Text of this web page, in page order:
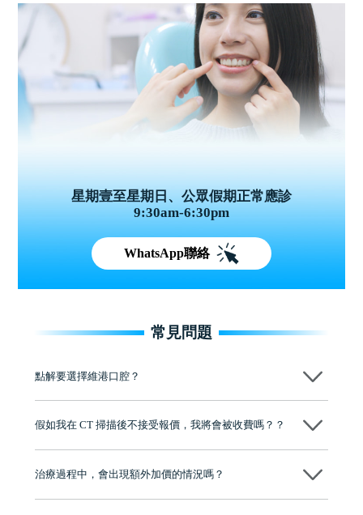
星期壹至星期日、公眾假期正常應診
9:30am-6:30pm
WhatsApp聯絡
常見問題
點解要選擇維港口腔？
維港口腔踐行「醫道濟世」的大學校訓，各分院匯聚來自香港、內地的
牌」、「2025香港企業領袖品牌」，是諾貝爾種植系統全球放心植牙中
至今已服務超過三十個國家和地區的顧客，受到粵港澳大灣區及周邊城
市市民極高的口碑評價及信任推薦 珠海、深圳設有八大分院，香港亦設
有咨詢及服務保障中心，有任何問題都可以隨時預約免費咨詢，讓人十
假如我在 CT 掃描後不接受報價，我將會被收費嗎？？
治療過程中，會出現額外加價的情況嗎？